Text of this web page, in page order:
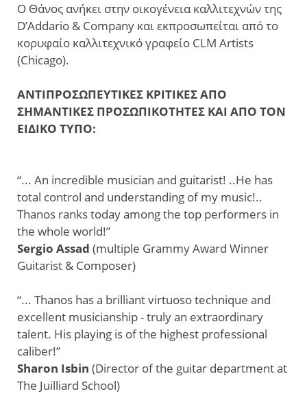
O Θάνος ανήκει στην οικογένεια καλλιτεχνών της
D’Addario & Company και εκπροσωπείται από το
κορυφαίο καλλιτεχνικό γραφείο CLM Artists
(Chicago).
ΑΝΤΙΠΡΟΣΩΠΕΥΤΙΚΕΣ ΚΡΙΤΙΚΕΣ ΑΠΟ
ΣΗΜΑΝΤΙΚΕΣ ΠΡΟΣΩΠΙΚΟΤΗΤΕΣ ΚΑΙ ΑΠΟ ΤΟΝ
ΕΙΔΙΚΟ ΤΥΠΟ:
“... An incredible musician and guitarist! ..He has
total control and understanding of my music!..
Thanos ranks today among the top performers in
the whole world!”
Sergio Assad (multiple Grammy Award Winner
Guitarist & Composer)
“... Thanos has a brilliant virtuoso technique and
excellent musicianship - truly an extraordinary
talent. His playing is of the highest professional
caliber!”
Sharon Isbin (Director of the guitar department at
The Juilliard School)